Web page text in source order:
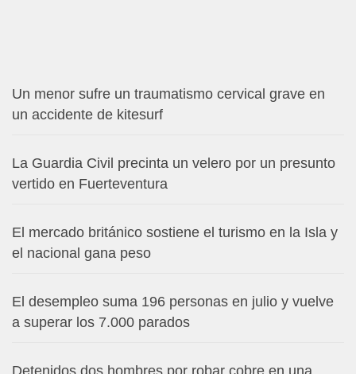
Un menor sufre un traumatismo cervical grave en
un accidente de kitesurf
La Guardia Civil precinta un velero por un presunto
vertido en Fuerteventura
El mercado británico sostiene el turismo en la Isla y
el nacional gana peso
El desempleo suma 196 personas en julio y vuelve
a superar los 7.000 parados